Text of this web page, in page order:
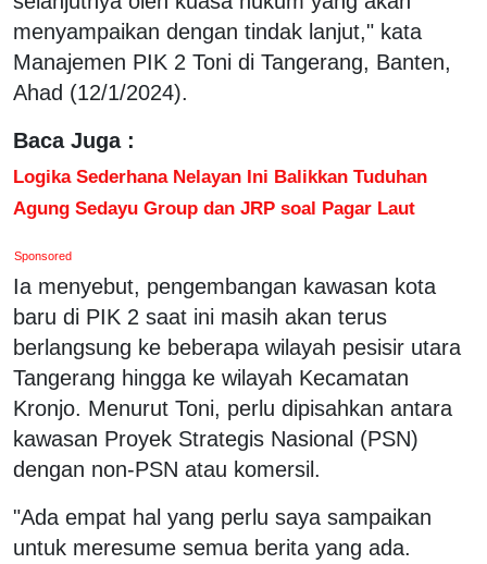
menyampaikan dengan tindak lanjut," kata
Manajemen PIK 2 Toni di Tangerang, Banten,
Ahad (12/1/2024).
Baca Juga :
Logika Sederhana Nelayan Ini Balikkan Tuduhan
Agung Sedayu Group dan JRP soal Pagar Laut
Sponsored
Ia menyebut, pengembangan kawasan kota
baru di PIK 2 saat ini masih akan terus
berlangsung ke beberapa wilayah pesisir utara
Tangerang hingga ke wilayah Kecamatan
Kronjo. Menurut Toni, perlu dipisahkan antara
kawasan Proyek Strategis Nasional (PSN)
dengan non-PSN atau komersil.
"Ada empat hal yang perlu saya sampaikan
untuk meresume semua berita yang ada.